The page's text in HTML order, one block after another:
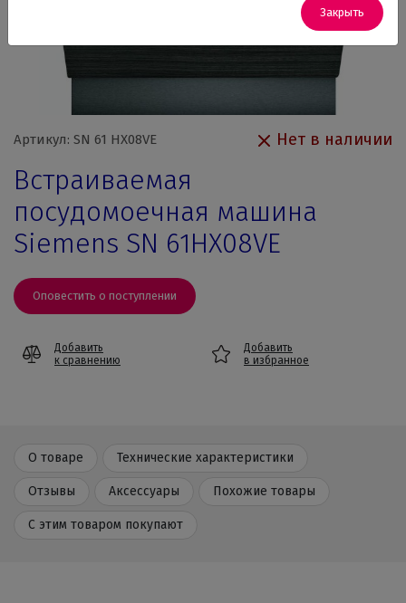
Артикул: SN 61 HX08VE Нет в наличии
Встраиваемая
посудомоечная машина
Siemens SN 61HX08VE
Оповестить о поступлении
Добавить
к сравнению
Добавить
в избранное
О товаре Технические характеристики
Отзывы Аксессуары Похожие товары
С этим товаром покупают
Закрыть